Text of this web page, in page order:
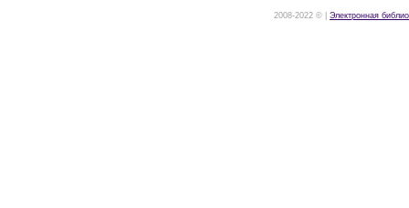
2008-2022 © | Электронная